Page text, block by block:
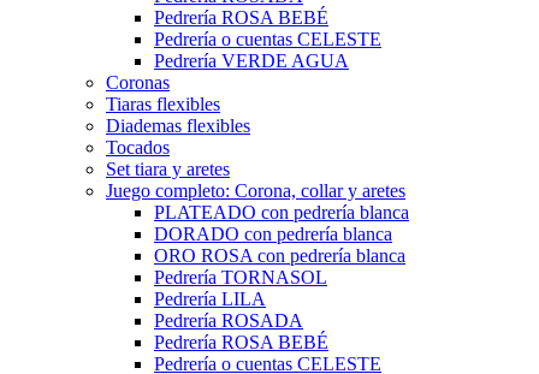
Pedrería ROSA BEBÉ
Pedrería o cuentas CELESTE
Pedrería VERDE AGUA
Coronas
Tiaras flexibles
Diademas flexibles
Tocados
Set tiara y aretes
Juego completo: Corona, collar y aretes
PLATEADO con pedrería blanca
DORADO con pedrería blanca
ORO ROSA con pedrería blanca
Pedrería TORNASOL
Pedrería LILA
Pedrería ROSADA
Pedrería ROSA BEBÉ
Pedrería o cuentas CELESTE